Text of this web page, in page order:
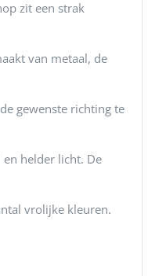
zit een strak
van metaal, de
gewenste richting te
helder licht. De
vrolijke kleuren.